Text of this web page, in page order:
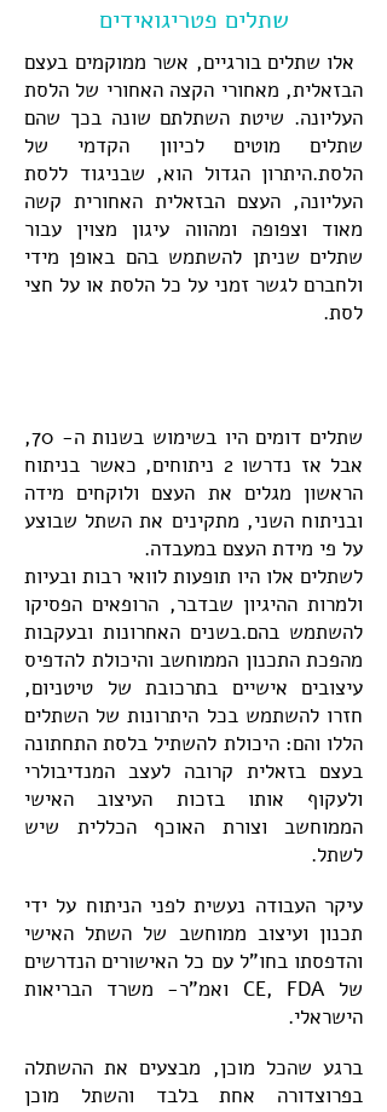
שתלים פטריגואידים
אלו שתלים בורגיים, אשר ממוקמים בעצם
הבזאלית, מאחורי הקצה האחורי של הלסת
העליונה. שיטת השתלתם שונה בכך שהם
שתלים מוטים לכיוון הקדמי של
הלסת.היתרון הגדול הוא, שבניגוד ללסת
העליונה, העצם הבזאלית האחורית קשה
מאוד וצפופה ומהווה עיגון מצוין עבור
שתלים שניתן להשתמש בהם באופן מידי
ולחברם לגשר זמני על כל הלסת או על חצי
לסת.
שתלים דומים היו בשימוש בשנות ה- 70,
אבל אז נדרשו 2 ניתוחים, כאשר בניתוח
הראשון מגלים את העצם ולוקחים מידה
ובניתוח השני, מתקינים את השתל שבוצע
על פי מידת העצם במעבדה.
לשתלים אלו היו תופעות לוואי רבות ובעיות
ולמרות ההיגיון שבדבר, הרופאים הפסיקו
להשתמש בהם.בשנים האחרונות ובעקבות
מהפכת התכנון הממוחשב והיכולת להדפיס
עיצובים אישיים בתרכובת של טיטניום,
חזרו להשתמש בכל היתרונות של השתלים
הללו והם: היכולת להשתיל בלסת התחתונה
בעצם בזאלית קרובה לעצב המנדיבולרי
ולעקוף אותו בזכות העיצוב האישי
הממוחשב וצורת האוכף הכללית שיש
לשתל.
עיקר העבודה נעשית לפני הניתוח על ידי
תכנון ועיצוב ממוחשב של השתל האישי
והדפסתו בחו"ל עם כל האישורים הנדרשים
של CE, FDA ואמ"ר- משרד הבריאות
הישראלי.
ברגע שהכל מוכן, מבצעים את ההשתלה
בפרוצדורה אחת בלבד והשתל מוכן